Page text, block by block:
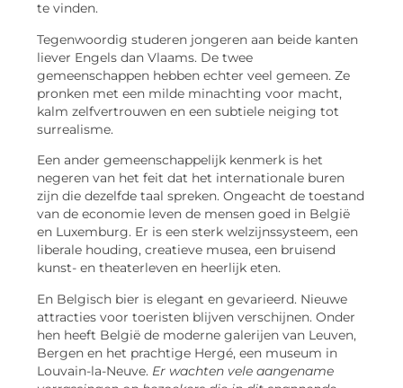
te vinden.
Tegenwoordig studeren jongeren aan beide kanten
liever Engels dan Vlaams. De twee
gemeenschappen hebben echter veel gemeen. Ze
pronken met een milde minachting voor macht,
kalm zelfvertrouwen en een subtiele neiging tot
surrealisme.
Een ander gemeenschappelijk kenmerk is het
negeren van het feit dat het internationale buren
zijn die dezelfde taal spreken. Ongeacht de toestand
van de economie leven de mensen goed in België
en Luxemburg. Er is een sterk welzijnssysteem, een
liberale houding, creatieve musea, een bruisend
kunst- en theaterleven en heerlijk eten.
En Belgisch bier is elegant en gevarieerd. Nieuwe
attracties voor toeristen blijven verschijnen. Onder
hen heeft België de moderne galerijen van Leuven,
Bergen en het prachtige Hergé, een museum in
Louvain-la-Neuve. Er wachten vele aangename